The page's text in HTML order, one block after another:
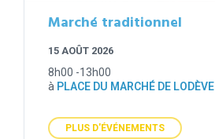
Marché traditionnel
15 AOÛT 2026
8h00 -13h00
à PLACE DU MARCHÉ DE LODÈVE
PLUS D'ÉVÉNEMENTS